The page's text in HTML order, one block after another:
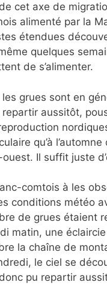
cet axe de
alimenté par la
étendues
quelques
de s’alimenter.
grues sont en
repartir aussitôt,
qu’à
Il suffit juste
comtois à les
conditions météo
de grues étaient
matin, une
la chaîne de
le ciel se
pu repartir